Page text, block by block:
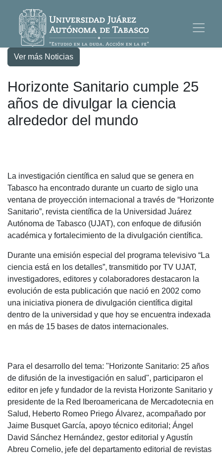
Ver más Noticias
Horizonte Sanitario cumple 25
años de divulgar la ciencia
alrededor del mundo
La investigación científica en salud que se genera en
Tabasco ha encontrado durante un cuarto de siglo una
ventana de proyección internacional a través de “Horizonte
Sanitario”, revista científica de la Universidad Juárez
Autónoma de Tabasco (UJAT), con enfoque de difusión
académica y fortalecimiento de la divulgación científica.
Durante una emisión especial del programa televisivo “La
ciencia está en los detalles”, transmitido por TV UJAT,
investigadores, editores y colaboradores destacaron la
evolución de esta publicación que nació en 2002 como
una iniciativa pionera de divulgación científica digital
dentro de la universidad y que hoy se encuentra indexada
en más de 15 bases de datos internacionales.
Para el desarrollo del tema: "Horizonte Sanitario: 25 años
de difusión de la investigación en salud", participaron el
editor en jefe y fundador de la revista Horizonte Sanitario y
presidente de la Red Iberoamericana de Mercadotecnia en
Salud, Heberto Romeo Priego Álvarez, acompañado por
Jaime Busquet García, apoyo técnico editorial; Ángel
David Sánchez Hernández, gestor editorial y Agustín
Abreu Cornelio, jefe del departamento editorial de revistas